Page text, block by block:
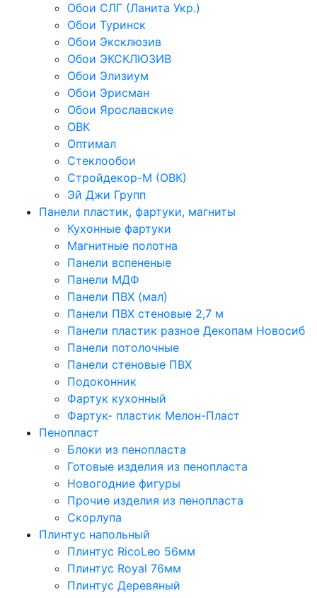
Обои СЛГ (Ланита Укр.)
Обои Туринск
Обои Эксклюзив
Обои ЭКСКЛЮЗИВ
Обои Элизиум
Обои Эрисман
Обои Ярославские
ОВК
Оптимал
Стеклообои
Стройдекор-М (ОВК)
Эй Джи Групп
Панели пластик, фартуки, магниты
Кухонные фартуки
Магнитные полотна
Панели вспененые
Панели МДФ
Панели ПВХ (мал)
Панели ПВХ стеновые 2,7 м
Панели пластик разное Декопам Новосиб
Панели потолочные
Панели стеновые ПВХ
Подоконник
Фартук кухонный
Фартук- пластик Мелон-Пласт
Пенопласт
Блоки из пенопласта
Готовые изделия из пенопласта
Новогодние фигуры
Прочие изделия из пенопласта
Скорлупа
Плинтус напольный
Плинтус RicoLeo 56мм
Плинтус Royal 76мм
Плинтус Деревяный